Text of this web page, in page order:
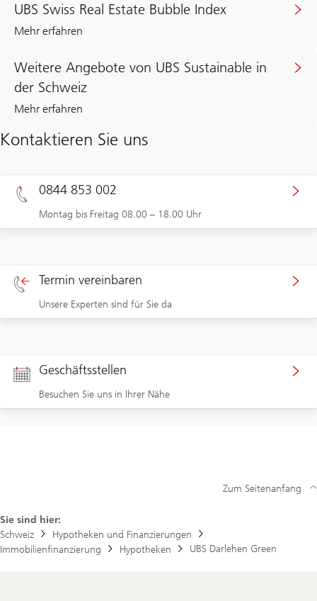
UBS Swiss Real Estate Bubble Index
Mehr erfahren
Weitere Angebote von UBS Sustainable in
der Schweiz
Mehr erfahren
Kontaktieren Sie uns
0844 853 002
Montag bis Freitag 08.00 – 18.00 Uhr
Termin vereinbaren
Unsere Experten sind für Sie da
Geschäftsstellen
Besuchen Sie uns in Ihrer Nähe
Sie sind hier:
Schweiz
Hypotheken und Finanzierungen
Immobilienfinanzierung
Hypotheken UBS Darlehen Green
Zum Seitenanfang